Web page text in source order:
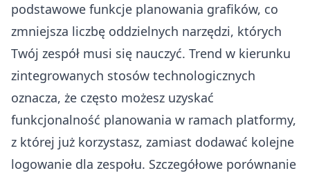
podstawowe funkcje planowania grafików, co
zmniejsza liczbę oddzielnych narzędzi, których
Twój zespół musi się nauczyć. Trend w kierunku
zintegrowanych stosów technologicznych
oznacza, że często możesz uzyskać
funkcjonalność planowania w ramach platformy,
z której już korzystasz, zamiast dodawać kolejne
logowanie dla zespołu. Szczegółowe porównanie